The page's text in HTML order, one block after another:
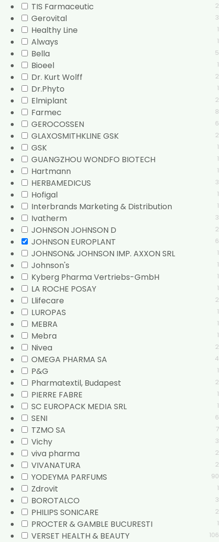
TIS Farmaceutic
2
Gerovital 3
Healthy Line 1
Always 1
Bella 5
Bioeel 1
Dr. Kurt Wolff 2
Dr.Phyto 1
Elmiplant 2
Farmec 8
GEROCOSSEN 6
GLAXOSMITHKLINE GSK 2
GSK 1
GUANGZHOU WONDFO BIOTECH 1
Hartmann 1
HERBAMEDICUS 3
Hofigal 1
Interbrands Marketing & Distribution 1
Ivatherm 3
JOHNSON JOHNSON D 2
JOHNSON EUROPLANT 6
JOHNSON& JOHNSON IMP. AXXON SRL 1
Johnson's 1
Kyberg Pharma Vertriebs-GmbH 1
LA ROCHE POSAY 1
Llifecare 2
LUROPAS 1
MEBRA 1
Mebra 1
Nivea 2
OMEGA PHARMA SA 4
P&G 1
Pharmatextil, Budapest 2
PIERRE FABRE 1
SC EUROPACK MEDIA SRL 1
SENI 6
TZMO SA 7
Vichy 3
viva pharma 2
VIVANATURA 2
YODEYMA PARFUMS 90
Zdrovit 1
BOROTALCO 3
PHILIPS SONICARE 2
PROCTER & GAMBLE BUCURESTI 1
VERSET HEALTH & BEAUTY 106